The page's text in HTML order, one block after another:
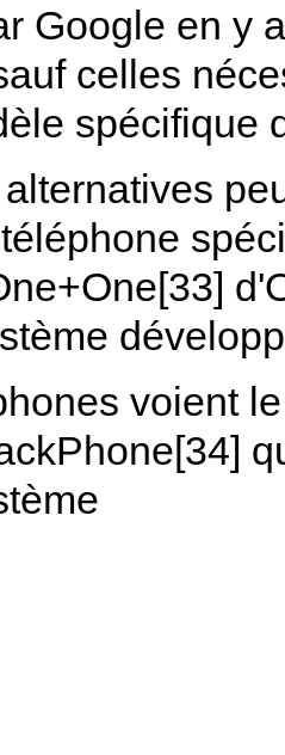
Google en y
celles
spécifique
voient